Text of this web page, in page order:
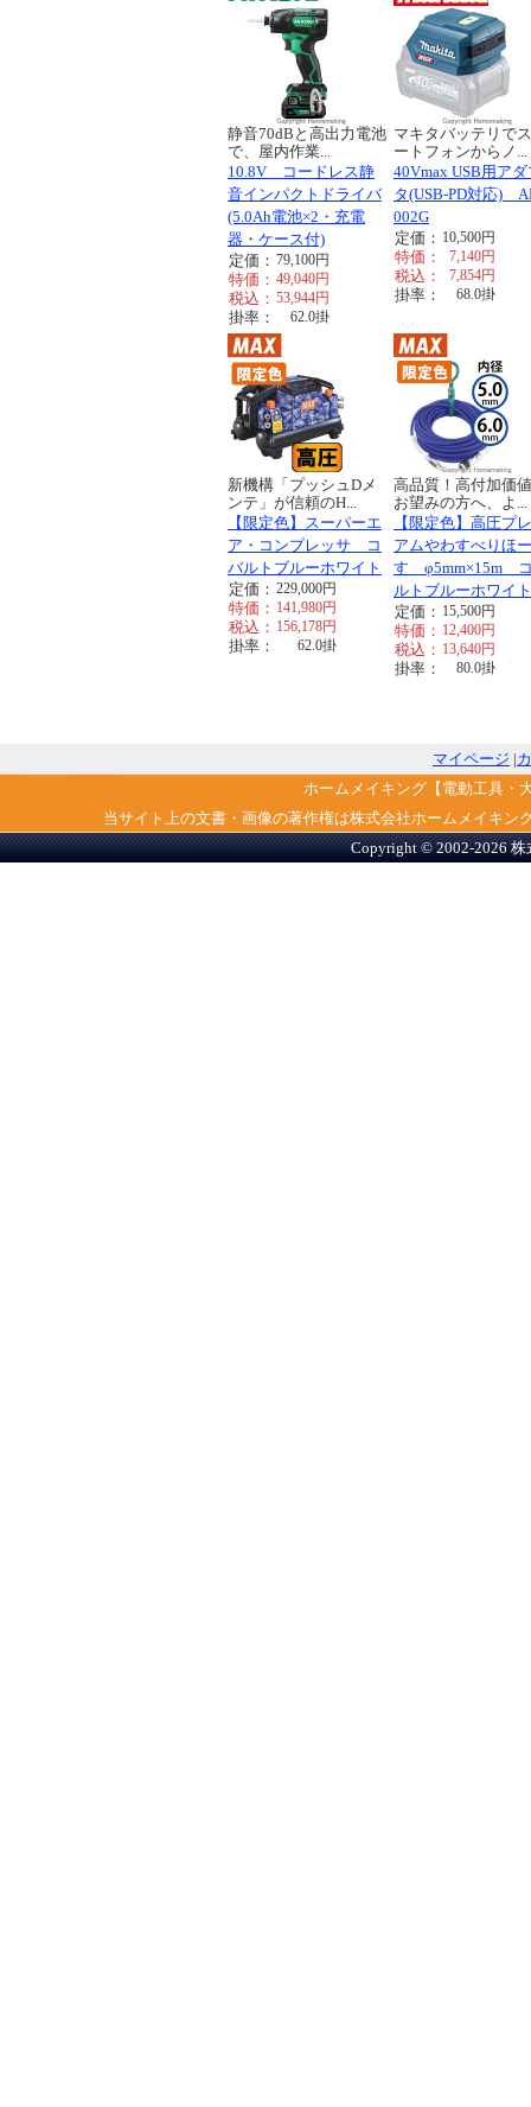
静音70dBと高出力電池
で、屋内作業...
10.8V コードレス静
音インパクトドライバ
(5.0Ah電池×2・充電
器・ケース付)
定価： 79,100円
特価： 49,040円
税込： 53,944円
掛率： 62.0掛
マキタバッテリで
ートフォンからノ...
40Vmax USB用アダ
タ(USB-PD対応)
002G
定価： 10,500円
特価： 7,140円
税込： 7,854円
掛率： 68.0掛
新機構「プッシュDメ
ンテ」が信頼のH...
【限定色】スーパーエ
ア・コンプレッサ コ
バルトブルーホワイト
定価： 229,000円
特価： 141,980円
税込： 156,178円
掛率： 62.0掛
高品質！高付加価
お望みの方へ、よ...
【限定色】高圧プ
アムやわすべりほー
す φ5mm×15m
ルトブルーホワイト
定価： 15,500円
特価： 12,400円
税込： 13,640円
掛率： 80.0掛
マイページ |
ホームメイキング【電動工具・
当サイト上の文書・画像の著作権は株式会社ホームメイキ
Copyright © 2002-2026